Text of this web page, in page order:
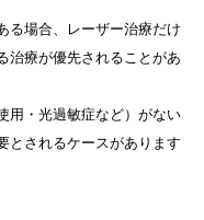
る場合、レーザー治療だけ
治療が優先されることがあ
用・光過敏症など）がない
とされるケースがあります